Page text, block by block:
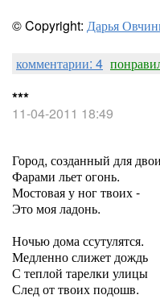
© Copyright: Дарья
комментарии: 4
***
11-04-2011 18:49
Город, созданный для
Фарами льет огонь.
Мостовая у ног твоих -
Это моя ладонь.
Ночью дома ссутулятся.
Медленно слижет дождь
С теплой тарелки улицы
След от твоих подошв.